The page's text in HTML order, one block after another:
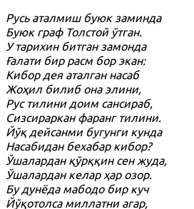
Русь аталмиш буюк заминда
Буюк граф Толстой ўтган.
У тарихин битган замонда
Ғалати бир расм бор экан:
Кибор дея аталган насаб
Жоҳил билиб она элини,
Рус тилини доим сансираб,
Сизсираркан фаранг тилини.
Йўқ дейсанми бугунги кунда
Насабидан бехабар кибор?
Ўшалардан қўрққин сен жуда,
Ўшалардан келар ҳар озор.
Бу дунёда мабодо бир куч
Йўқотолса миллатни агар,